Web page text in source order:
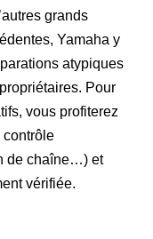
grands
Yamaha y
atypiques
Pour
vous profiterez
contrôle
de chaîne…) et
vérifiée.